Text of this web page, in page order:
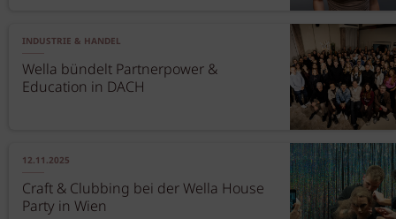
INDUSTRIE & HANDEL
Wella bündelt Partnerpower &
Education in DACH
12.11.2025
Craft & Clubbing bei der Wella House
Party in Wien